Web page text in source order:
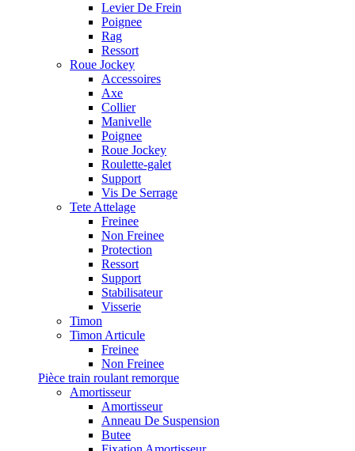
Levier De Frein
Poignee
Rag
Ressort
Roue Jockey
Accessoires
Axe
Collier
Manivelle
Poignee
Roue Jockey
Roulette-galet
Support
Vis De Serrage
Tete Attelage
Freinee
Non Freinee
Protection
Ressort
Support
Stabilisateur
Visserie
Timon
Timon Articule
Freinee
Non Freinee
Pièce train roulant remorque
Amortisseur
Amortisseur
Anneau De Suspension
Butee